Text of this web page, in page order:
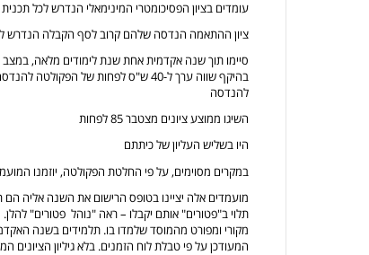
עומדים בציון הפסיכומטרי המינימאלי הנדרש לכל תכנית
ציון ההתאמה הנדסה שלהם קרוב לסף הקבלה הנדרש
סיימו תוך שנה אקדמית אחת שנת לימודים מלאה, במצב
בהיקף שווה ערך ל-40 ש"ס לפחות של
להנדסה
השיגו ממוצע ציונים מצטבר 85 לפחות
היו בשליש העליון של כיתתם
במקרים מסוימים, על פי החלטת הפקולטה, יוזמנו
מועמדים אלה יציינו בטופס הרישום את השנה אליה
תלוי ב"פטורים" אותם יקבלו – ראה "נוהל פטורים" להלן.
מקורי ומפורט מהמוסד שלמדו בו. תלמידים בשנה
המעודכן על פי טבלת לוח הזמנים. בלא גיליון